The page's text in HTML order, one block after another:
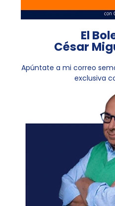
El
César
Apúntate a mi correo
exclusiva